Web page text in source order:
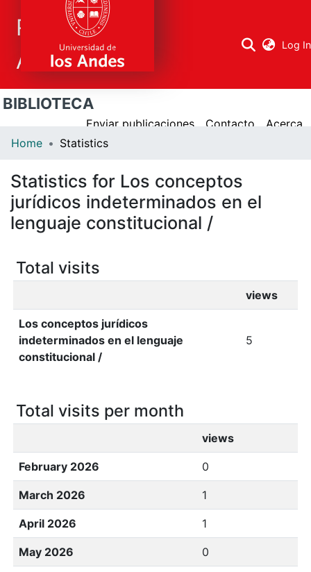
Repositorio
Académico
Log In
Research
All Repository
BIBLIOTECA
Enviar publicaciones Contacto
Acerca
Home
Statistics
Statistics for Los conceptos
jurídicos indeterminados en el
lenguaje constitucional /
Total visits
views
Los conceptos jurídicos
indeterminados en el lenguaje
constitucional /
5
Total visits per month
views
February 2026 0
March 2026 1
April 2026 1
May 2026 0